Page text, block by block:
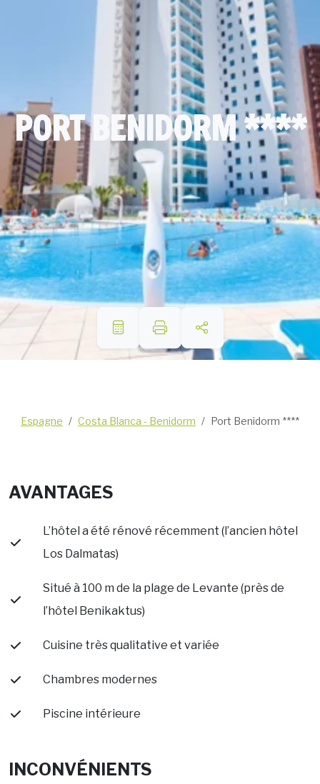
PORT BENIDORM ****
Espagne Costa Blanca - Benidorm Port Benidorm ****
AVANTAGES
L’hôtel a été rénové récemment (l’ancien hôtel
Los Dalmatas)
Situé à 100 m de la plage de Levante (près de
l’hôtel Benikaktus)
Cuisine très qualitative et variée
Chambres modernes
Piscine intérieure
INCONVÉNIENTS